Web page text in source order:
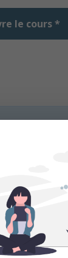
le cours *
est un